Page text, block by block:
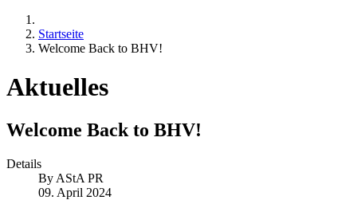
Startseite
Welcome Back to BHV!
Aktuelles
Welcome Back to BHV!
Details
By AStA PR
09. April 2024